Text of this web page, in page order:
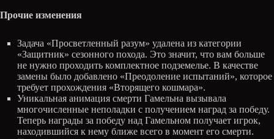
Прочие изменения
Задача «Просветленный разум» удалена из категории
«Защитник» сезонного похода. Это значит, что вам больше
не нужно проходить комплектное подземелье. В качестве
замены было добавлено «Преодоление испытаний», которое
требует прохождения «Вторящего кошмара».
Уникальная анимация смерти Гамельна вызывала
многочисленные неполадки с получением наград за победу.
Теперь награды за победу над Гамельном получает игрок,
находившийся к нему ближе всего в момент его смерти.